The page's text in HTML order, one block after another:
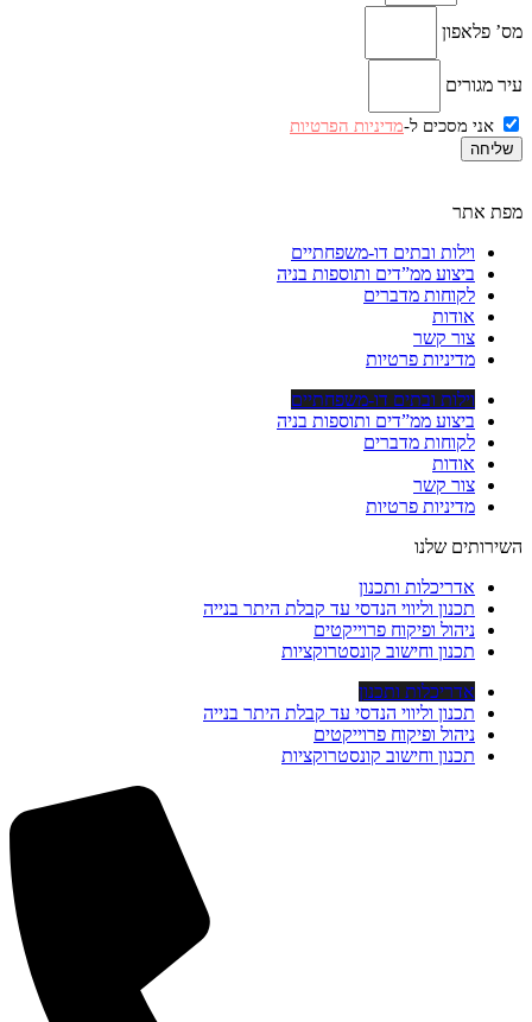
מס’ פלאפון
עיר מגורים
אני מסכים ל-מדיניות הפרטיות
שליחה
מפת אתר
וילות ובתים דו-משפחתיים
ביצוע ממ”דים ותוספות בניה
לקוחות מדברים
אודות
צור קשר
מדיניות פרטיות
וילות ובתים דו-משפחתיים
ביצוע ממ”דים ותוספות בניה
לקוחות מדברים
אודות
צור קשר
מדיניות פרטיות
השירותים שלנו
אדריכלות ותכנון
תכנון וליווי הנדסי עד קבלת היתר בנייה
ניהול ופיקוח פרוייקטים
תכנון וחישוב קונסטרוקציות
אדריכלות ותכנון
תכנון וליווי הנדסי עד קבלת היתר בנייה
ניהול ופיקוח פרוייקטים
תכנון וחישוב קונסטרוקציות